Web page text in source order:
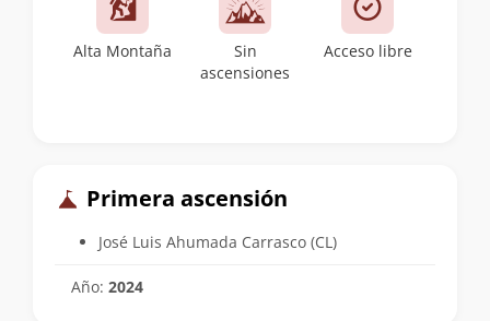
Alta Montaña
Sin
ascensiones
Acceso libre
Primera ascensión
José Luis Ahumada Carrasco (CL)
Año: 2024